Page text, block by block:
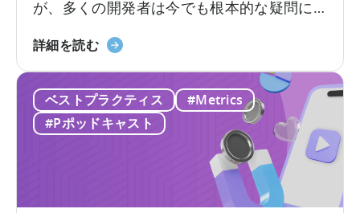
AI
ク
フ
ロ
が、多くの開発者は今でも根本的な疑問に
はどのように収益を上げるのか?」という問
デル、すなわちアプリ内広告とアプリ内課
金、つまりIAAとIAPを理解し、それらを効
果的に活用できるかどうかにかかっていま
詳細を読むIAA
に
つ
い
ベストプラクティス
#Metrics
#Pポッドキャスト